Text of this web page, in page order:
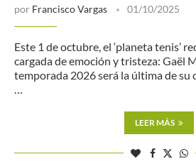
por Francisco Vargas 01/10/2025
Este 1 de octubre, el ‘planeta tenis’
cargada de emoción y tristeza: Gaël
temporada 2026 será la última de su
…
LEER MÁS